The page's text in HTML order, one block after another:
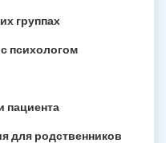
группах
психологом
пациента
для родственников